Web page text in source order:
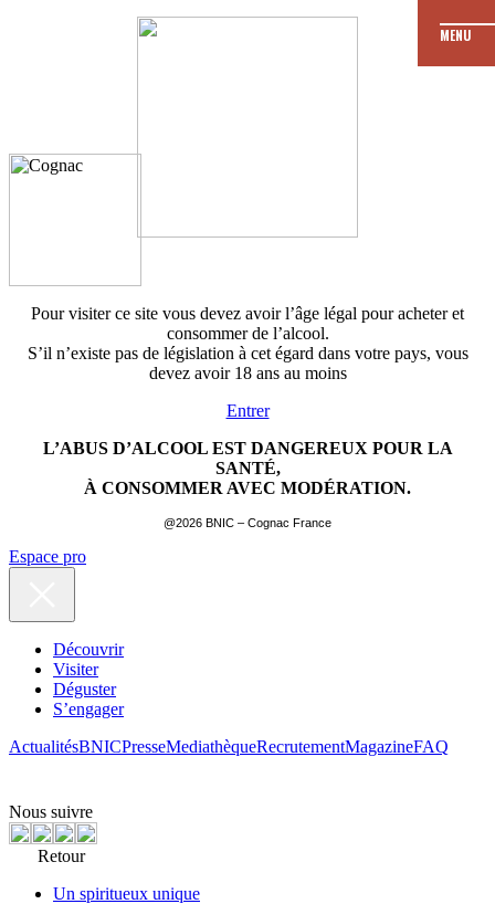
Pour visiter ce site vous devez avoir l’âge légal pour acheter et
consommer de l’alcool.
S’il n’existe pas de législation à cet égard dans votre pays, vous
devez avoir 18 ans au moins
Entrer
L’ABUS D’ALCOOL EST DANGEREUX POUR LA
SANTÉ,
À CONSOMMER AVEC MODÉRATION.
@2026 BNIC – Cognac France
MENU
Espace pro
Découvrir
Visiter
Déguster
S’engager
ActualitésBNICPresseMediathèqueRecrutementMagazineFAQ
Nous suivre
Retour
Un spiritueux unique